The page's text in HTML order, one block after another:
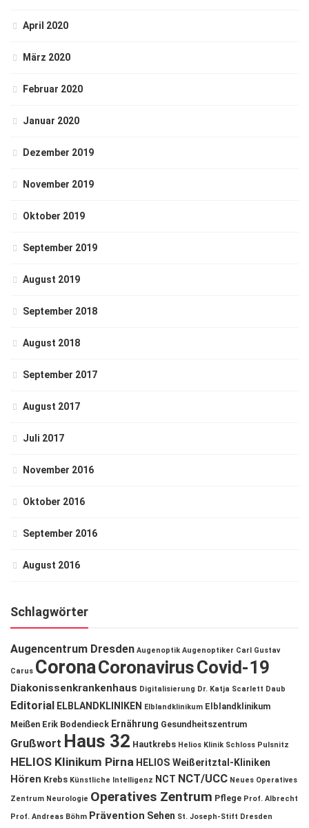
April 2020
März 2020
Februar 2020
Januar 2020
Dezember 2019
November 2019
Oktober 2019
September 2019
August 2019
September 2018
August 2018
September 2017
August 2017
Juli 2017
November 2016
Oktober 2016
September 2016
August 2016
Schlagwörter
Augencentrum Dresden Augenoptik Augenoptiker Carl Gustav
Carus CoronaCoronavirusCovid-19
Diakonissenkrankenhaus Digitalisierung Dr. Katja Scarlett Daub
Editorial ELBLANDKLINIKEN Elblandklinikum Elblandklinikum
Meißen Erik Bodendieck Ernährung Gesundheitszentrum
Grußwort Haus 32 Hautkrebs Helios Klinik Schloss Pulsnitz
HELIOS Klinikum Pirna HELIOS Weißeritztal-Kliniken
Hören Krebs Künstliche Intelligenz NCT NCT/UCC Neues Operatives
Zentrum Neurologie Operatives Zentrum Pflege Prof. Albrecht
Prof. Andreas Böhm Prävention Sehen St. Joseph-Stift Dresden